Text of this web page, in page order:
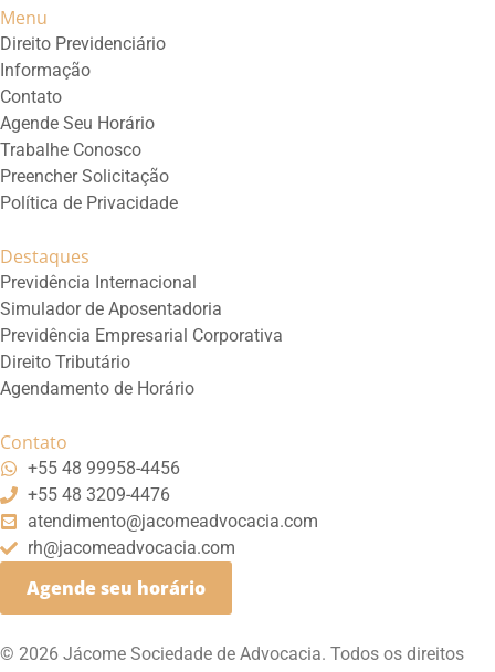
Menu
Direito Previdenciário
Informação
Contato
Agende Seu Horário
Trabalhe Conosco
Preencher Solicitação
Política de Privacidade
Destaques
Previdência Internacional
Simulador de Aposentadoria
Previdência Empresarial Corporativa
Direito Tributário
Agendamento de Horário
Contato
+55 48 99958-4456
+55 48 3209-4476
atendimento@jacomeadvocacia.com
rh@jacomeadvocacia.com
Agende seu horário
© 2026 Jácome Sociedade de Advocacia. Todos os direitos